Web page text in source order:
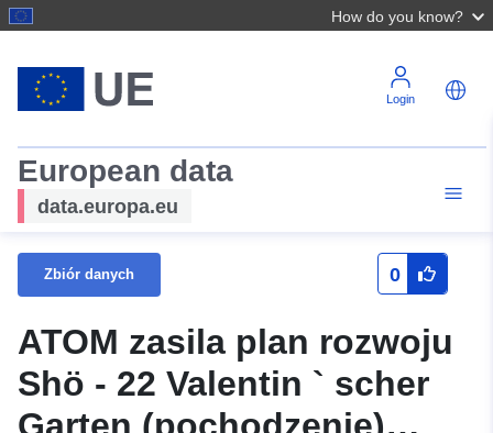
How do you know?
Login
European data
data.europa.eu
Zbiór danych 0
ATOM zasila plan rozwoju
Shö - 22 Valentin ` scher